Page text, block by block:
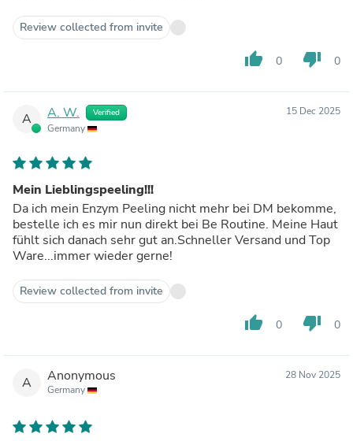
Review collected from invite
thumb_up 0 thumb_down 0
A A. W. Verified
Germany
15 Dec 2025
Mein Lieblingspeeling!!!
Da ich mein Enzym Peeling nicht mehr bei DM bekomme,
bestelle ich es mir nun direkt bei Be Routine. Meine Haut
fühlt sich danach sehr gut an.Schneller Versand und Top
Ware...immer wieder gerne!
Review collected from invite
thumb_up 0 thumb_down 0
A Anonymous
Germany
28 Nov 2025